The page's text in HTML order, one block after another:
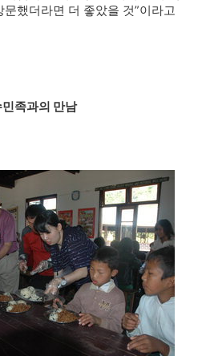
했더라면 더 좋았을 것”이라고
족과의 만남